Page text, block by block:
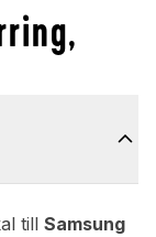
till Samsung